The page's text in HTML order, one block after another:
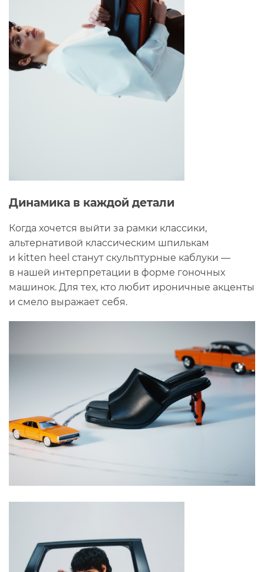
Динамика в каждой детали
Когда хочется выйти за рамки классики,
альтернативой классическим шпилькам
и kitten heel станут скульптурные каблуки —
в нашей интерпретации в форме гоночных
машинок. Для тех, кто любит ироничные акценты
и смело выражает себя.